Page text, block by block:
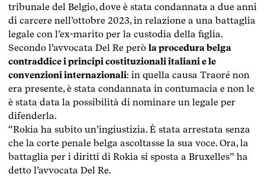
tribunale del Belgio, dove è stata condannata a due anni
di carcere nell’ottobre 2023, in relazione a una battaglia
legale con l’ex-marito per la custodia della figlia.
Secondo l’avvocata Del Re però la procedura belga
contraddice i principi costituzionali italiani e le
convenzioni internazionali: in quella causa Traoré non
era presente, è stata condannata in contumacia e non le
è stata data la possibilità di nominare un legale per
difenderla.
“Rokia ha subito un’ingiustizia. È stata arrestata senza
che la corte penale belga ascoltasse la sua voce. Ora, la
battaglia per i diritti di Rokia si sposta a Bruxelles” ha
detto l’avvocata Del Re.